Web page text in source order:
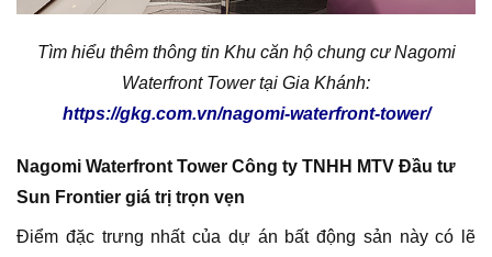
Tìm hiểu thêm thông tin Khu căn hộ chung cư Nagomi
Waterfront Tower tại Gia Khánh:
https://gkg.com.vn/nagomi-waterfront-tower/
Nagomi Waterfront Tower Công ty TNHH MTV Đầu tư
Sun Frontier giá trị trọn vẹn
Điểm đặc trưng nhất của dự án bất động sản này có lẽ